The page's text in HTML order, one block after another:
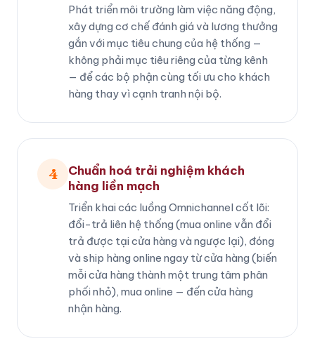
Phát triển môi trường làm việc năng động,
xây dựng cơ chế đánh giá và lương thưởng
gắn với mục tiêu chung của hệ thống —
không phải mục tiêu riêng của từng kênh
— để các bộ phận cùng tối ưu cho khách
hàng thay vì cạnh tranh nội bộ.
4
Chuẩn hoá trải nghiệm khách
hàng liền mạch
Triển khai các luồng Omnichannel cốt lõi:
đổi-trả liên hệ thống (mua online vẫn đổi
trả được tại cửa hàng và ngược lại), đóng
và ship hàng online ngay từ cửa hàng (biến
mỗi cửa hàng thành một trung tâm phân
phối nhỏ), mua online — đến cửa hàng
nhận hàng.